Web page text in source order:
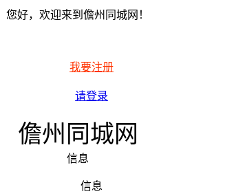
您好，欢迎来到儋州同城网！
我要注册
请登录
儋州同城网
信息
信息